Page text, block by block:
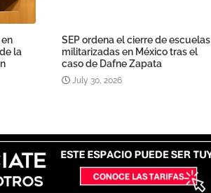
la
SEP ordena el cierre de escuelas
militarizadas en México tras el
caso de Dafne Zapata
July 30, 2026